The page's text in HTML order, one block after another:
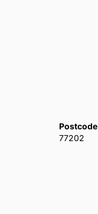
Postcode
77202